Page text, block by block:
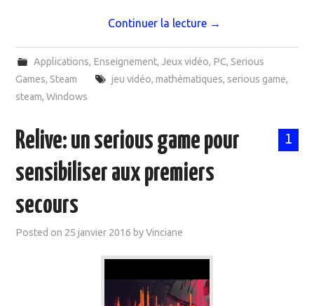
Continuer la lecture →
Applications, Enseignement, Jeux vidéo, PC, Serious
Games, Steam jeu vidéo, mathématiques, serious game,
steam,Windows
1
Relive: un serious game pour
sensibiliser aux premiers
secours
Posted on 25 janvier 2016 byVinciane